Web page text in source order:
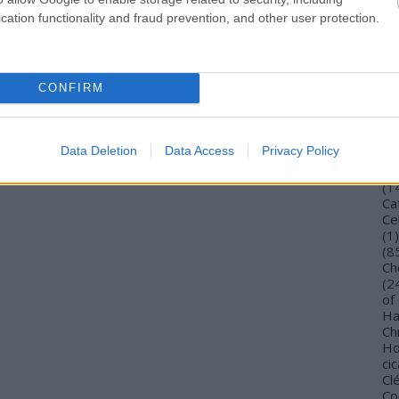
functionality and fraud prevention, and other user protection.
CONFIRM
Data Deletion Data Access Privacy Policy
adatkezeléseinek nyilvántartási azonosítói és részletei a
vonatkozó rendelkezések az Info tv. alapján:
TV
(
(1 )
(
(
of